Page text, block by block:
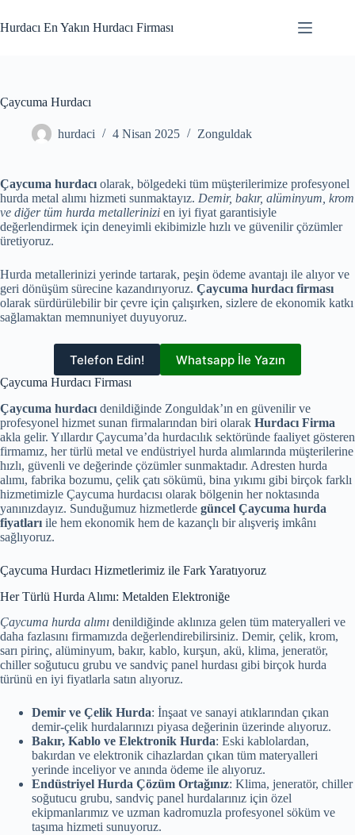
to
content
Hurdacı En Yakın Hurdacı Firması
Çaycuma Hurdacı
hurdaci 4 Nisan 2025 Zonguldak
Çaycuma hurdacı olarak, bölgedeki tüm müşterilerimize profesyonel
hurda metal alımı hizmeti sunmaktayız. Demir, bakır, alüminyum, krom
ve diğer tüm hurda metallerinizi en iyi fiyat garantisiyle
değerlendirmek için deneyimli ekibimizle hızlı ve güvenilir çözümler
üretiyoruz.
Hurda metallerinizi yerinde tartarak, peşin ödeme avantajı ile alıyor ve
geri dönüşüm sürecine kazandırıyoruz. Çaycuma hurdacı firması
olarak sürdürülebilir bir çevre için çalışırken, sizlere de ekonomik katkı
sağlamaktan memnuniyet duyuyoruz.
Telefon Edin! Whatsapp İle Yazın
Çaycuma Hurdacı Firması
Çaycuma hurdacı denildiğinde Zonguldak’ın en güvenilir ve
profesyonel hizmet sunan firmalarından biri olarak Hurdacı Firma
akla gelir. Yıllardır Çaycuma’da hurdacılık sektöründe faaliyet gösteren
firmamız, her türlü metal ve endüstriyel hurda alımlarında müşterilerine
hızlı, güvenli ve değerinde çözümler sunmaktadır. Adresten hurda
alımı, fabrika bozumu, çelik çatı sökümü, bina yıkımı gibi birçok farklı
hizmetimizle Çaycuma hurdacısı olarak bölgenin her noktasında
yanınızdayız. Sunduğumuz hizmetlerde güncel Çaycuma hurda
fiyatları ile hem ekonomik hem de kazançlı bir alışveriş imkânı
sağlıyoruz.
Çaycuma Hurdacı Hizmetlerimiz ile Fark Yaratıyoruz
Her Türlü Hurda Alımı: Metalden Elektroniğe
Çaycuma hurda alımı denildiğinde aklınıza gelen tüm materyalleri ve
daha fazlasını firmamızda değerlendirebilirsiniz. Demir, çelik, krom,
sarı pirinç, alüminyum, bakır, kablo, kurşun, akü, klima, jeneratör,
chiller soğutucu grubu ve sandviç panel hurdası gibi birçok hurda
türünü en iyi fiyatlarla satın alıyoruz.
Demir ve Çelik Hurda: İnşaat ve sanayi atıklarından çıkan
demir-çelik hurdalarınızı piyasa değerinin üzerinde alıyoruz.
Bakır, Kablo ve Elektronik Hurda: Eski kablolardan,
bakırdan ve elektronik cihazlardan çıkan tüm materyalleri
yerinde inceliyor ve anında ödeme ile alıyoruz.
Endüstriyel Hurda Çözüm Ortağınız: Klima, jeneratör, chiller
soğutucu grubu, sandviç panel hurdalarınız için özel
ekipmanlarımız ve uzman kadromuzla profesyonel söküm ve
taşıma hizmeti sunuyoruz.